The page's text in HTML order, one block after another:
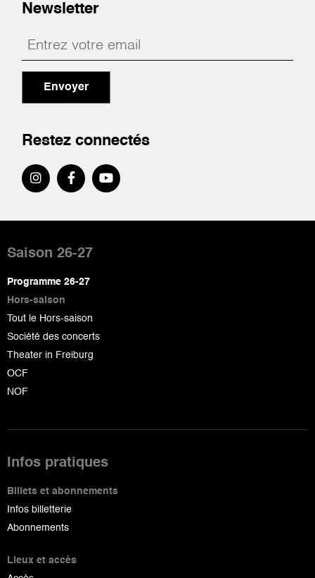
Newsletter
Envoyer
Restez connectés
de
page
Saison 26-27
Programme 26-27
Hors-saison
Tout le Hors-saison
Société des concerts
Theater in Freiburg
OCF
NOF
Infos pratiques
Billets et abonnements
Infos billetterie
Abonnements
Lieux et accès